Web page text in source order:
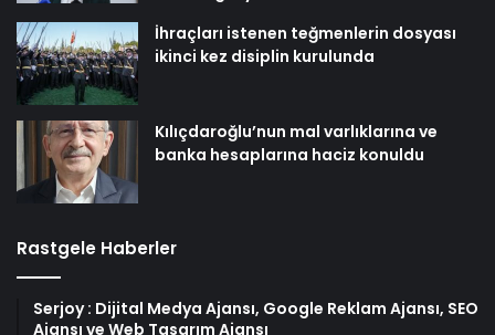
İhraçları istenen teğmenlerin dosyası
ikinci kez disiplin kurulunda
Kılıçdaroğlu’nun mal varlıklarına ve
banka hesaplarına haciz konuldu
Rastgele Haberler
Serjoy : Dijital Medya Ajansı, Google Reklam Ajansı, SEO
Ajansı ve Web Tasarım Ajansı